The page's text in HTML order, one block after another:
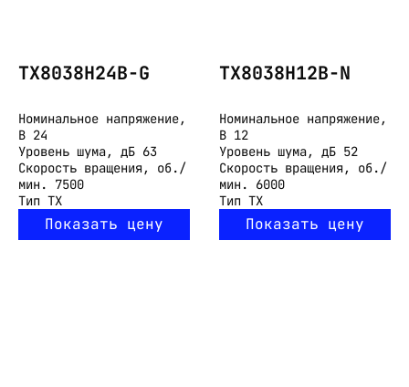
TX8038H24B-G
Номинальное напряжение,
В 24
Уровень шума, дБ 63
Скорость вращения, об./
мин.
7500
Тип TX
Показать цену
TX8038H12B-N
Номинальное напряжение,
В 12
Уровень шума, дБ 52
Скорость вращения, об./
мин.
6000
Тип TX
Показать цену